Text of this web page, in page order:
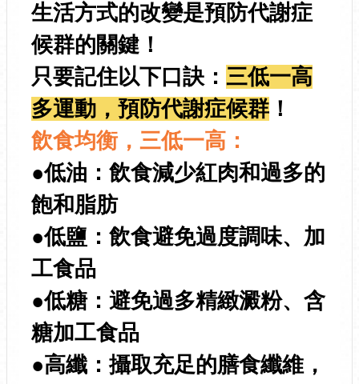
生活方式的改變是預防代謝症
候群的關鍵！
只要記住以下口訣： 三低一高
多運動，預防代謝症候群 ！
飲食均衡，三低一高：
●低油：飲食減少紅肉和過多的
飽和脂肪
●低鹽：飲食避免過度調味、加
工食品
●低糖：避免過多精緻澱粉、含
糖加工食品
●高纖：攝取充足的膳食纖維，